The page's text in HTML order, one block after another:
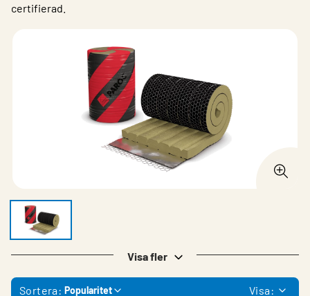
certifierad.
Visa fler
Sortera: Popularitet Visa: